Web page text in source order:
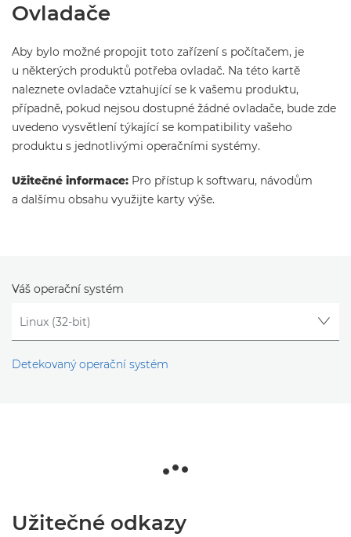
Ovladače
Aby bylo možné propojit toto zařízení s počítačem, je
u některých produktů potřeba ovladač. Na této kartě
naleznete ovladače vztahující se k vašemu produktu,
případně, pokud nejsou dostupné žádné ovladače, bude zde
uvedeno vysvětlení týkající se kompatibility vašeho
produktu s jednotlivými operačními systémy.
Užitečné informace: Pro přístup k softwaru, návodům
a dalšímu obsahu využijte karty výše.
Váš operační systém
Detekovaný operační systém
Užitečné odkazy